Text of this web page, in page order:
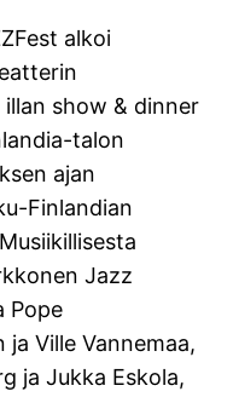
alkoi
illan show & dinner
talon
ajan
Finlandian
Jazz
Pope
Ville Vannemaa,
ja Jukka Eskola,